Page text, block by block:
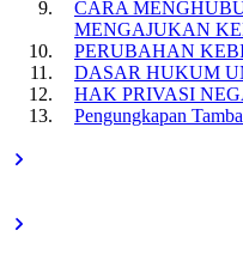
CARA
MENGAJUKAN
PERUBAHAN
DASAR HUKUM
HAK PRIVASI
Pengungkapan